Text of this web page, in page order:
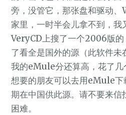
旁，没管它，那张盘和驱动
家里，一时半会儿拿不到，我
VeryCD上搜了一个2006版
了看全是国外的源（此软件
我的eMule分还算高，花了几
想要的朋友可以去用eMule下
期在中国供此源。请不要来信
困难。